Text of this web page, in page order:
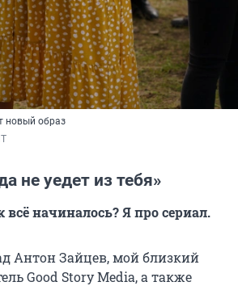
новый образ
не уедет из тебя»
начиналось? Я про сериал.
Антон Зайцев, мой близкий
Good Story Media, а также